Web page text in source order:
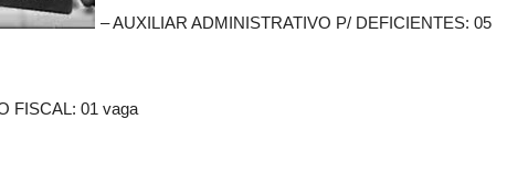
– AUXILIAR ADMINISTRATIVO P/ DEFICIENTES: 05
FISCAL: 01 vaga